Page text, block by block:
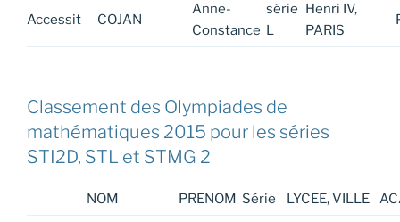
Accessit COJAN
Anne-
Constance
série
L
Henri IV,
PARIS
Classement des Olympiades de
mathématiques 2015 pour les séries
STI2D, STL et STMG 2
NOM PRENOM Série LYCEE, VILLE